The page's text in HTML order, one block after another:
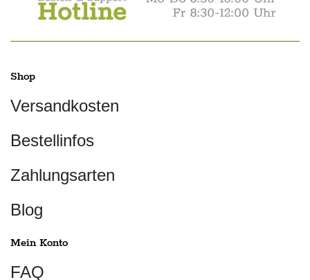
Shop
Versandkosten
Bestellinfos
Zahlungsarten
Blog
Mein Konto
FAQ